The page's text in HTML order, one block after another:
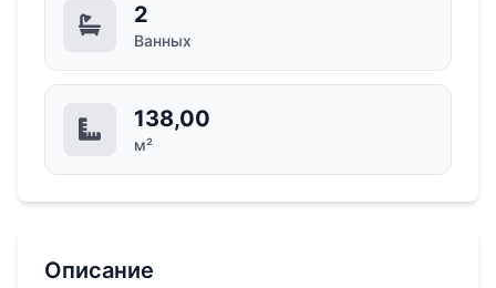
2
Ванных
138,00
м²
Описание